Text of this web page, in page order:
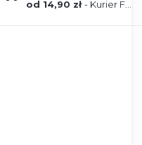
od 14,90 zł- Kurier FEDEX